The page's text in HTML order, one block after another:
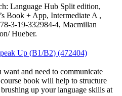
Language Hub Split edition,
Book + App, Intermediate A ,
3-19-332984-4, Macmillan
Hueber.
Up (B1/B2) (472404)
and need to communicate
book will help to structure
up your language skills at